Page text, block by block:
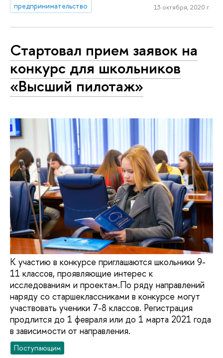
предпринимательство
13 октября, 2020 г.
Стартовал прием заявок на
конкурс для школьников
«Высший пилотаж»
К участию в конкурсе приглашаются школьники 9-
11 классов, проявляющие интерес к
исследованиям и проектам.По ряду направлений
наряду со старшеклассниками в конкурсе могут
участвовать ученики 7-8 классов. Регистрация
продлится до 1 февраля или до 1 марта 2021 года
в зависимости от направления.
Поступающим